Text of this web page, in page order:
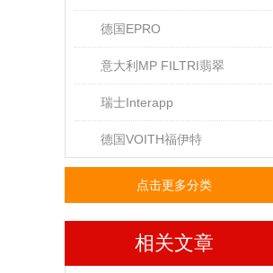
德国EPRO
意大利MP FILTRI翡翠
瑞士Interapp
德国VOITH福伊特
点击更多分类
相关文章